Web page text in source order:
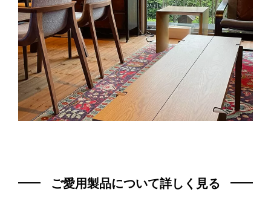
ご愛用製品について詳しく見る